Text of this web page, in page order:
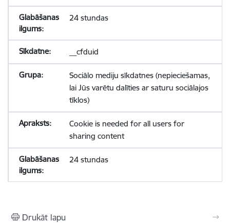
24 stundas
__cfduid
Sociālo mediju sīkdatnes (nepieciešamas,
lai Jūs varētu dalīties ar saturu sociālajos
tīklos)
Cookie is needed for all users for
sharing content
24 stundas
Drukāt lapu